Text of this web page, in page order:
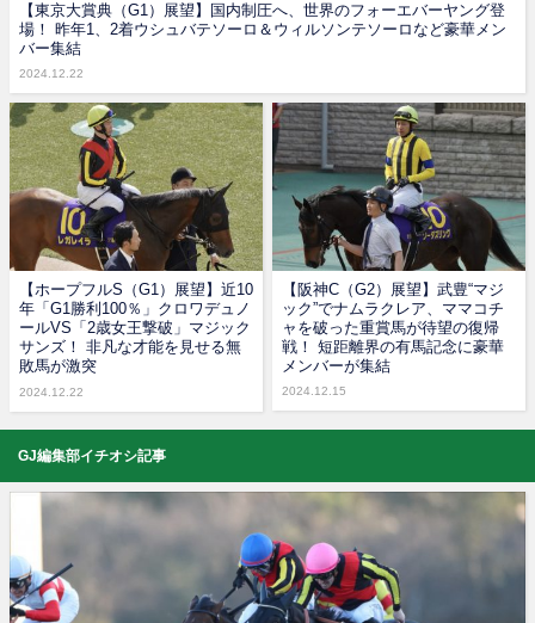
【東京大賞典（G1）展望】国内制圧へ、世界のフォーエバーヤング登
場！ 昨年1、2着ウシュバテソーロ＆ウィルソンテソーロなど豪華メン
バー集結
2024.12.22
【ホープフルS（G1）展望】近10
年「G1勝利100％」クロワデュノ
ールVS「2歳女王撃破」マジック
サンズ！ 非凡な才能を見せる無
敗馬が激突
2024.12.22
【阪神C（G2）展望】武豊“マジ
ック”でナムラクレア、ママコチ
ャを破った重賞馬が待望の復帰
戦！ 短距離界の有馬記念に豪華
メンバーが集結
2024.12.15
GJ編集部イチオシ記事